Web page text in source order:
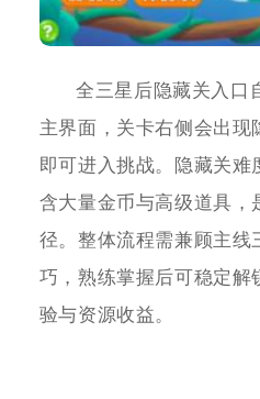
全三星后隐藏关入口
主界面，关卡右侧会出现
即可进入挑战。隐藏关
含大量金币与高级道具，
径。整体流程需兼顾主线
巧，熟练掌握后可稳定解
验与资源收益。